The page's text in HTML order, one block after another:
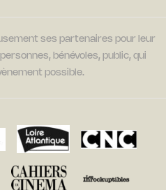
ses partenaires pour leur
bénévoles, public, qui
possible.